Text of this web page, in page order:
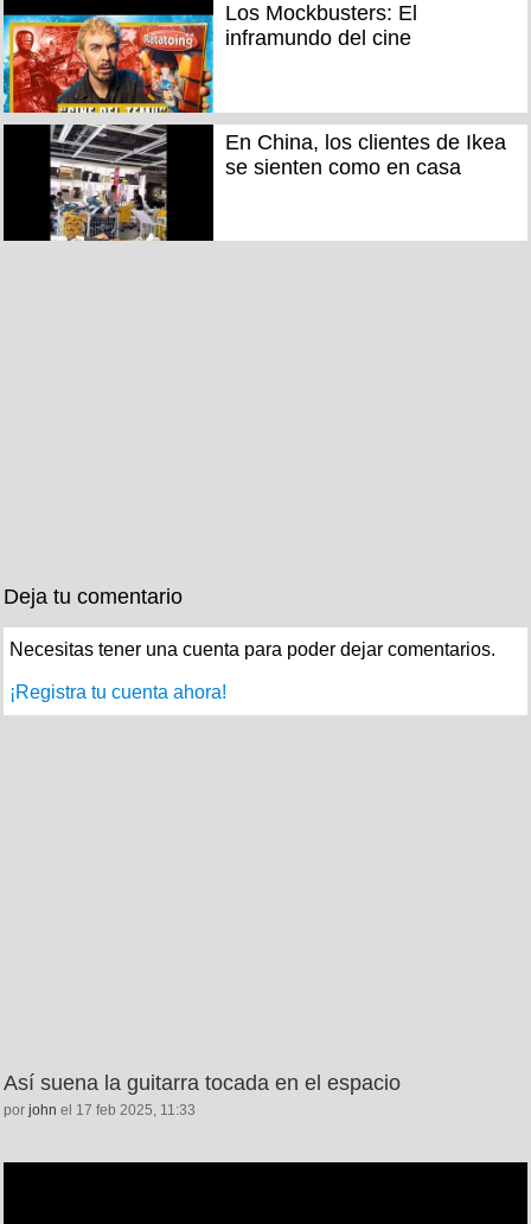
Los Mockbusters: El
inframundo del cine
En China, los clientes de Ikea
se sienten como en casa
Deja tu comentario
Necesitas tener una cuenta para poder dejar comentarios.
¡Registra tu cuenta ahora!
Así suena la guitarra tocada en el espacio
por john el 17 feb 2025, 11:33